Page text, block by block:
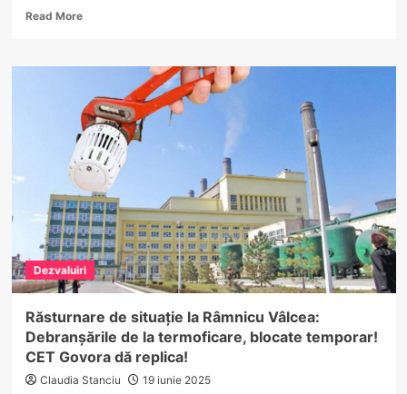
Read MoreRead
Europol
înfrângere
la
Înalta
Curte.
Fără
bani
în
plus
pentru
continuitate
Dezvaluiri
Răsturnare de situație la Râmnicu Vâlcea:
Debranșările de la termoficare, blocate temporar!
CET Govora dă replica!
Claudia Stanciu 19 iunie 2025